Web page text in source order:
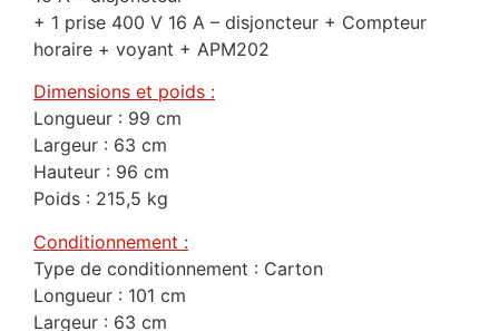
+ 1 prise 400 V 16 A – disjoncteur + Compteur
horaire + voyant + APM202
Dimensions et poids :
Longueur : 99 cm
Largeur : 63 cm
Hauteur : 96 cm
Poids : 215,5 kg
Conditionnement :
Type de conditionnement : Carton
Longueur : 101 cm
Largeur : 63 cm